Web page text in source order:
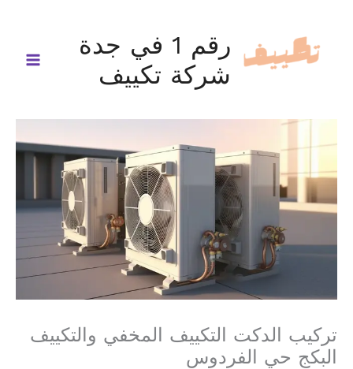
المحتوى
رقم 1 في جدة
شركة تكييف
تركيب الدكت التكييف المخفي والتكييف
البكج حي الفردوس